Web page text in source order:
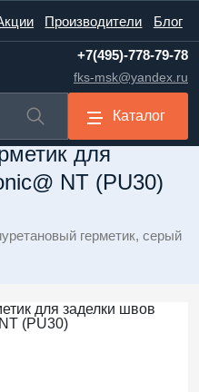
Производители Блог
Каталог
+7(495)-778-79-78
fks-msk@yandex.ru
для
NT (PU30)
герметик, серый